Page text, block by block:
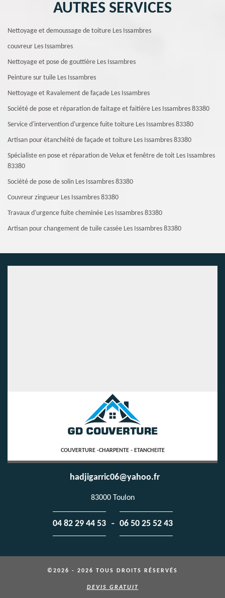
AUTRES SERVICES
Nettoyage et demoussage de toiture Les Issambres
couvreur Les Issambres
Nettoyage et pose de gouttière Les Issambres
Peinture sur tuile Les Issambres
Nettoyage et Ravalement de façade Les Issambres
Société de pose et réparation de faitage et faitière Les Issambres 83380
Service d'intervention d'urgence fuite toiture Les Issambres 83380
Artisan pour étanchéité de façade et toiture Les Issambres 83380
Spécialiste en pose et réparation de Velux et fenêtre de toit Les Issambres
83380
Société de pose de solin Les Issambres 83380
Couvreur zingueur Les Issambres 83380
Travaux d'urgence fuite cheminée Les Issambres 83380
Artisan pour changement de tuile cassée Les Issambres 83380
COUVERTURE -CHARPENTE - ETANCHEITE
hadjigarric06@yahoo.fr
83000 Toulon
04 82 29 44 53 - 06 50 25 52 43
©2026 - 2026 TOUS DROITS RÉSERVÉS
DEVIS GRATUIT